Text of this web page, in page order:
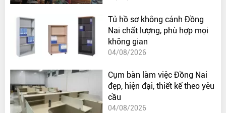
Tủ hồ sơ không cánh Đồng
Nai chất lượng, phù hợp mọi
không gian
04/08/2026
Cụm bàn làm việc Đồng Nai
đẹp, hiện đại, thiết kế theo yêu
cầu
04/08/2026